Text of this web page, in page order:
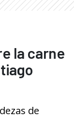
la carne
de